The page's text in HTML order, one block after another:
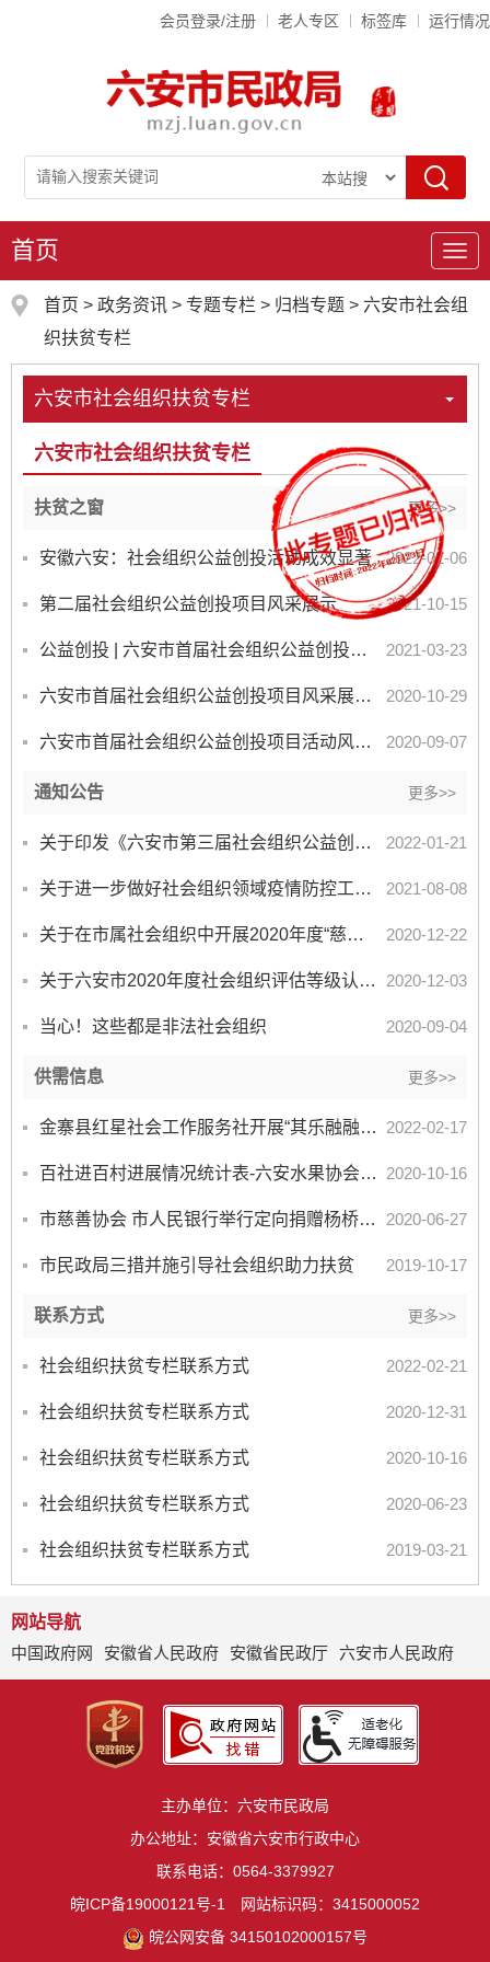
会员登录/注册 老人专区 标签库 运行情况
导
航
首页
首页 > 政务资讯 > 专题专栏 > 归档专题 > 六安市社会组
织扶贫专栏
六安市社会组织扶贫专栏
六安市社会组织扶贫专栏
扶贫之窗 更多>>
安徽六安：社会组织公益创投活动成效显著 2022-01-06
第二届社会组织公益创投项目风采展示 2021-10-15
公益创投 | 六安市首届社会组织公益创投项目风采展示（五） 2021-03-23
六安市首届社会组织公益创投项目风采展示（四） 2020-10-29
六安市首届社会组织公益创投项目活动风采展示（二） 2020-09-07
通知公告 更多>>
关于印发《六安市第三届社会组织公益创投活动实施方案》的通知 2022-01-21
关于进一步做好社会组织领域疫情防控工作的通知 2021-08-08
关于在市属社会组织中开展2020年度“慈善一日捐”活动的通知 2020-12-22
关于六安市2020年度社会组织评估等级认定的通知 2020-12-03
当心！这些都是非法社会组织 2020-09-04
供需信息 更多>>
金寨县红星社会工作服务社开展“其乐融融庆元宵 温暖和谐一家亲”主题活动 2022-02-17
百社进百村进展情况统计表-六安水果协会9.30 2020-10-16
市慈善协会 市人民银行举行定向捐赠杨桥、董滩村扶贫项目仪 2020-06-27
市民政局三措并施引导社会组织助力扶贫 2019-10-17
联系方式 更多>>
社会组织扶贫专栏联系方式 2022-02-21
社会组织扶贫专栏联系方式 2020-12-31
社会组织扶贫专栏联系方式 2020-10-16
社会组织扶贫专栏联系方式 2020-06-23
社会组织扶贫专栏联系方式 2019-03-21
网站导航
中国政府网
安徽省人民政府 安徽省民政厅 六安市人民政府
主办单位：六安市民政局
办公地址：安徽省六安市行政中心
联系电话：0564-3379927
皖ICP备19000121号-1
网站标识码：3415000052
皖公网安备 34150102000157号